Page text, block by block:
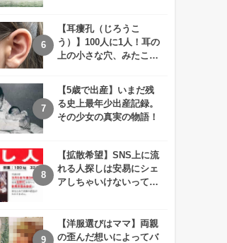
【耳瘻孔（じろうこ
う）】100人に1人！耳の
上の小さな穴、みたこと
【5歳で出産】いまだ残
る史上最年少出産記録。
その少女の真実の物語！
【拡散希望】SNS上に流
れる人探しは安易にシェ
アしちゃいけないって知
【洋服選びはママ】両親
の歪んだ想いによってバ